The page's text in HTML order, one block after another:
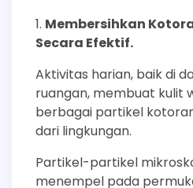
Membersihkan
Secara Efektif.
Aktivitas harian, baik di
ruangan, membuat kulit
berbagai partikel
dari lingkungan.
Partikel-partikel
menempel pada